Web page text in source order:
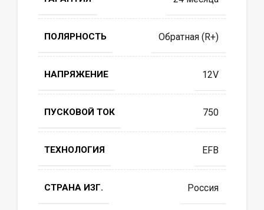
ПОЛЯРНОСТЬ Обратная (R+)
НАПРЯЖЕНИЕ 12V
ПУСКОВОЙ ТОК 750
ТЕХНОЛОГИЯ EFB
СТРАНА ИЗГ. Россия